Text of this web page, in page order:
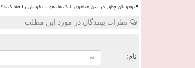
نوجوانان چطور در بین هیاهوی لایک ها، هویت خویش را حفظ کنند؟
نظرات بینندگان در مورد این مطلب
نام: